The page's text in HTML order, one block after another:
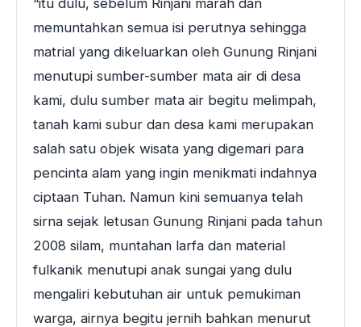
“itu dulu, sebelum Rinjani marah dan
memuntahkan semua isi perutnya sehingga
matrial yang dikeluarkan oleh Gunung Rinjani
menutupi sumber-sumber mata air di desa
kami, dulu sumber mata air begitu melimpah,
tanah kami subur dan desa kami merupakan
salah satu objek wisata yang digemari para
pencinta alam yang ingin menikmati indahnya
ciptaan Tuhan. Namun kini semuanya telah
sirna sejak letusan Gunung Rinjani pada tahun
2008 silam, muntahan larfa dan material
fulkanik menutupi anak sungai yang dulu
mengaliri kebutuhan air untuk pemukiman
warga, airnya begitu jernih bahkan menurut